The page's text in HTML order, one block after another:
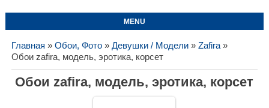
MENU
Главная » Обои, Фото» Девушки / Модели» Zafira»
Обои zafira, модель, эротика, корсет
Обои zafira, модель, эротика, корсет